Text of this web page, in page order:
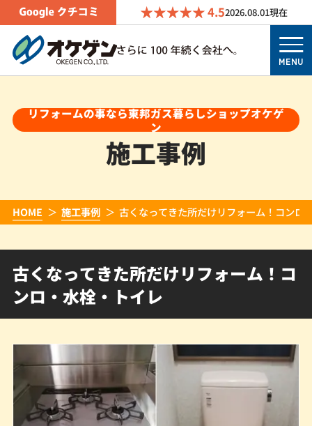
4.52026.08.01現在
MENU
リフォームの事なら東邦ガス暮らしショップオケゲ
ン
施工事例
HOME 施工事例 古くなってきた所だけリフォーム！コンロ
古くなってきた所だけリフォーム！コ
ンロ・水栓・トイレ